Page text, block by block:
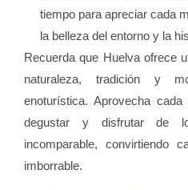
tiempo para apreciar cada
la belleza del entorno y la
Recuerda que Huelva ofrece
naturaleza, tradición y
enoturística. Aprovecha cada
degustar y disfrutar de
incomparable, convirtiendo
imborrable.